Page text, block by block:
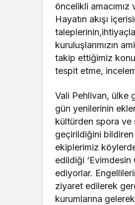
öncelikli
Hayatın akışı
kuruluşlarımızın
takip ettiğimiz
tespit etme,
Vali Pehlivan, ülke
gün yenilerinin
kültürden spora ve
geçirildiğini
ekiplerimiz
edildiği
ediyorlar.
ziyaret edilerek
kurumlarına